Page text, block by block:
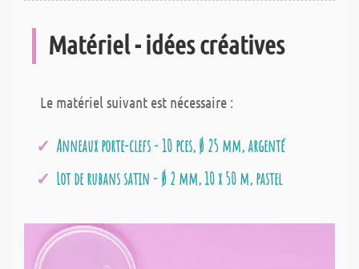
Matériel - idées créatives
Le matériel suivant est nécessaire :
Anneaux porte-clefs - 10 pces, Ø 25 mm, argenté
Lot de rubans satin - Ø 2 mm, 10 x 50 m, pastel